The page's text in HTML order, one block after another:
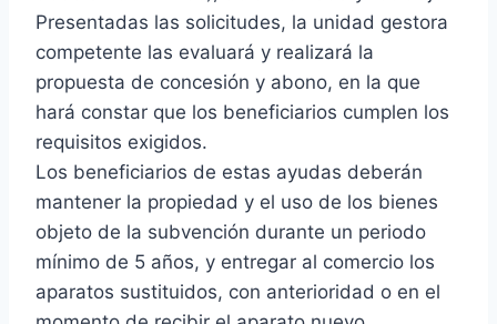
Presentadas las solicitudes, la unidad gestora
competente las evaluará y realizará la
propuesta de concesión y abono, en la que
hará constar que los beneficiarios cumplen los
requisitos exigidos.
Los beneficiarios de estas ayudas deberán
mantener la propiedad y el uso de los bienes
objeto de la subvención durante un periodo
mínimo de 5 años, y entregar al comercio los
aparatos sustituidos, con anterioridad o en el